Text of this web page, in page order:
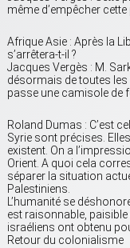
même d’empêcher
Afrique Asie : Après la
s’arrêtera-t-il ?
Jacques Vergès : M.
désormais de toutes
passe une camisole de
Roland Dumas : C’est
Syrie sont précises.
existent. On a
Orient. A quoi cela
séparer la situation
Palestiniens.
L’humanité se
est raisonnable, paisible
israéliens ont obtenu
Retour du colonialisme